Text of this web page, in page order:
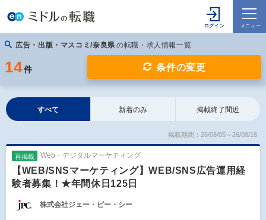
広告・出版・マスコミ/奈良県 の転職・求人情報一覧
14件 条件の変更
すべて 新着のみ 掲載終了間近
掲載期間：26/08/05～26/08/18
再掲載 Web・デジタルマーケティング
【WEB/SNSマーケティング】WEB/SNS広告運用経
験者募集！★年間休日125日
株式会社ジェー・ピー・シー